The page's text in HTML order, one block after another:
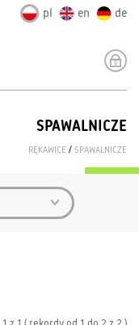
pl en de
SPAWALNICZE
RĘKAWICE / SPAWALNICZE